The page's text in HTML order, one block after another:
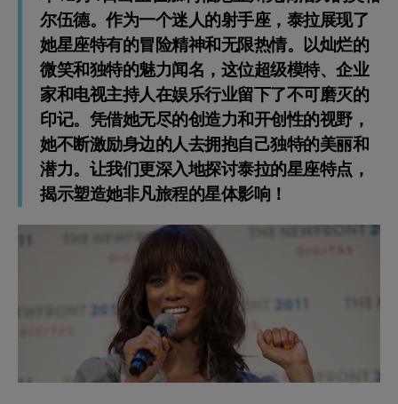
尔伍德。作为一个迷人的射手座，泰拉展现了
她星座特有的冒险精神和无限热情。以灿烂的
微笑和独特的魅力闻名，这位超级模特、企业
家和电视主持人在娱乐行业留下了不可磨灭的
印记。凭借她无尽的创造力和开创性的视野，
她不断激励身边的人去拥抱自己独特的美丽和
潜力。让我们更深入地探讨泰拉的星座特点，
揭示塑造她非凡旅程的星体影响！